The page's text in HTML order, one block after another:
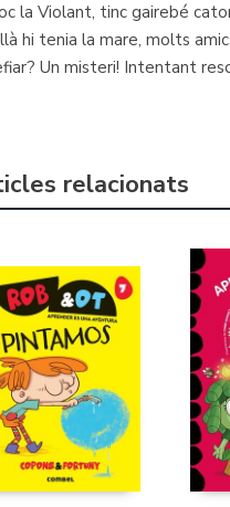
la Violant, tinc gairebé
hi tenia la mare, molts
Un misteri! Intentant
relacionats